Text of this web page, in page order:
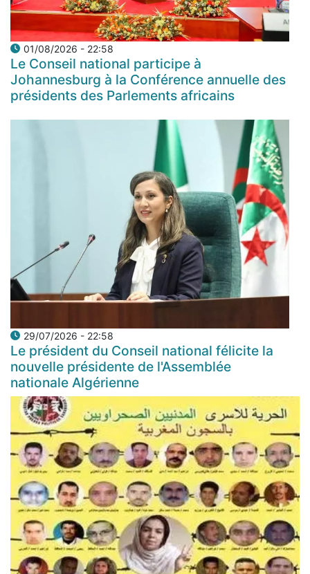
01/08/2026 - 22:58
Le Conseil national participe à
Johannesburg à la Conférence annuelle des
présidents des Parlements africains
29/07/2026 - 22:58
Le président du Conseil national félicite la
nouvelle présidente de l'Assemblée
nationale Algérienne